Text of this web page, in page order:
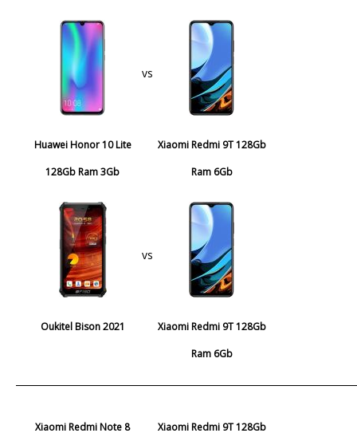
Huawei Honor 10 Lite
128Gb Ram 3Gb
vs
Xiaomi Redmi 9T 128Gb
Ram 6Gb
Oukitel Bison 2021
vs
Xiaomi Redmi 9T 128Gb
Ram 6Gb
Xiaomi Redmi Note 8
Xiaomi Redmi 9T 128Gb